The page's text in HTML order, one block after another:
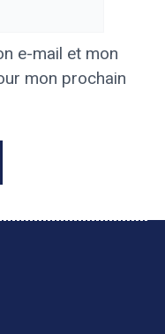
e-mail et mon
mon prochain